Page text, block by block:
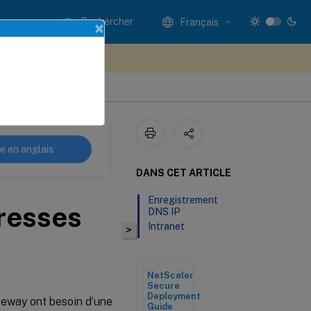
Rechercher Français
en anglais
ont besoin d’une
>
DANS CET ARTICLE
Enregistrement
DNS IP
Intranet
NetScaler
Secure
Deployment
Guide
×